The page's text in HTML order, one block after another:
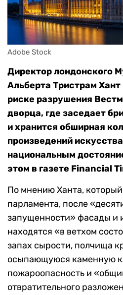
Adobe Stock
Директор лондонского
Альберта Тристрам
риске разрушения
дворца, где заседает
и хранится обширная
произведений
национальным
этом в газете Financial
По мнению Ханта,
парламента, после
запущенности» фасады и
находятся «в ветхом
запах сырости, полчища
осыпающуюся каменную
пожароопасность и
отвратительного